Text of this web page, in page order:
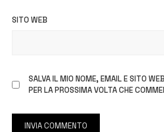
SITO WEB
SALVA IL MIO NOME, EMAIL E SITO
PER LA PROSSIMA VOLTA CHE